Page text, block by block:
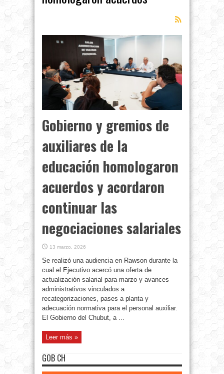
Gobierno y gremios de
auxiliares de la
educación homologaron
acuerdos y acordaron
continuar las
negociaciones salariales
13 marzo, 2026
Se realizó una audiencia en Rawson durante la
cual el Ejecutivo acercó una oferta de
actualización salarial para marzo y avances
administrativos vinculados a
recategorizaciones, pases a planta y
adecuación normativa para el personal auxiliar.
El Gobierno del Chubut, a ...
Leer más »
GOB CH